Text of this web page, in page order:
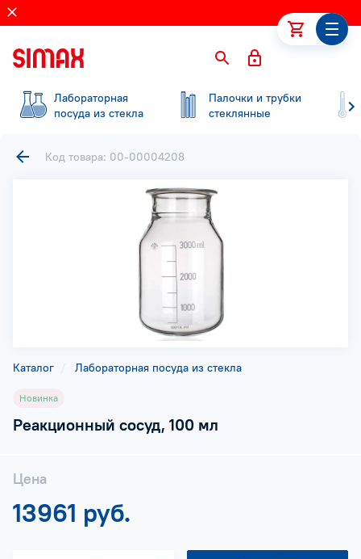
Лабораторная
посуда из стекла
Палочки и трубки
стеклянные
Каталог Лабораторная посуда из стекла
Новинка
Реакционный сосуд, 100 мл
Цена
13961 руб.
Код товара: 00-00004208